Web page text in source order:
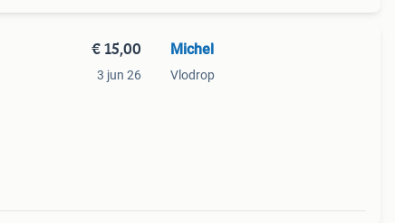
€ 15,00
3 jun 26
Michel
Vlodrop